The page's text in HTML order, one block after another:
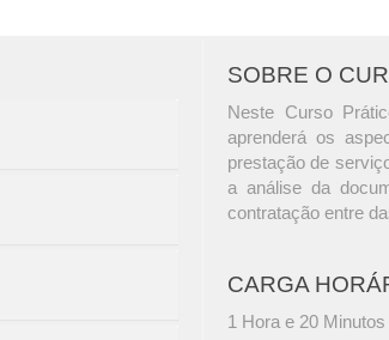
SOBRE O
Neste Curso
aprenderá os
prestação de
a análise da
contratação entre
CARGA
1 Hora e 20 Minutos